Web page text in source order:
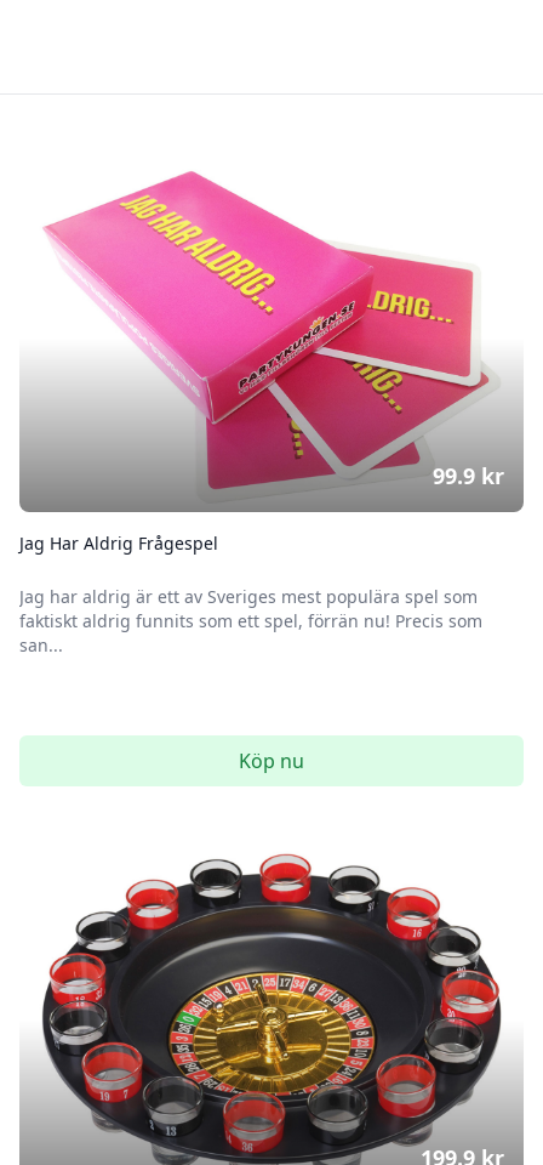
Jag Har Aldrig Frågespel
Jag har aldrig är ett av Sveriges mest populära spel som
faktiskt aldrig funnits som ett spel, förrän nu! Precis som
san...
99.9 kr
Köp nu
199.9 kr